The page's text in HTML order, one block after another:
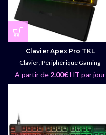
Clavier Apex Pro TKL
Clavier, Périphérique Gaming
A partir de 2.00€HT par jour